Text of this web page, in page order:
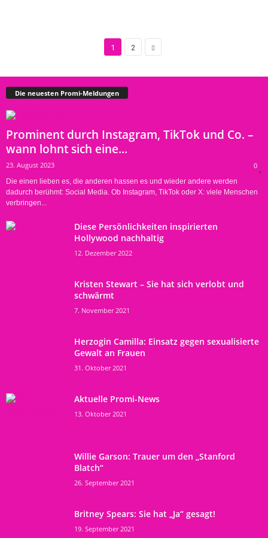
1 2
Die neuesten Promi-Meldungen
Prominent durch Instagram, TikTok und Co. –
wann lohnt sich eine...
23. August 2023 0
Die einen lieben es, die anderen hassen es und wieder andere werden
dadurch berühmt: Social Media. Ob Instagram, TikTok oder X: viele Menschen
verbringen...
Diese Persönlichkeiten inspirierten
Hollywood nachhaltig
12. Dezember 2022
Kristen Stewart – Sie hat sich verlobt und
schwärmt
7. November 2021
Herzogin Camilla: Einsatz gegen sexualisierte
Gewalt an Frauen
31. Oktober 2021
Aktuelle Promi-News
13. Oktober 2021
Willie Garson: Trauer um den „Stanford
Blatch“
26. September 2021
Britney Spears: Sie hat „Ja“ gesagt!
19. September 2021